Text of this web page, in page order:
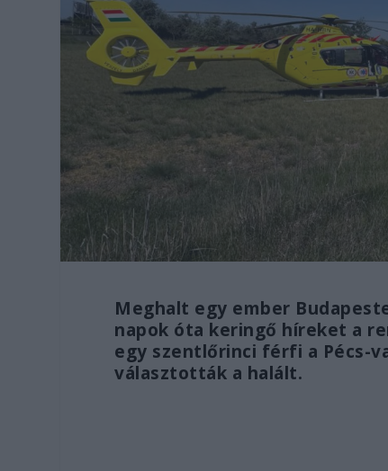
Meghalt egy ember
napok óta keringő híreket a
egy szentlőrinci férfi a Pécs-
választották a halált.